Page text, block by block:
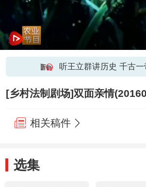
听王立群讲历史 千古一
[乡村法制剧场]双面亲情
相关稿件
选集